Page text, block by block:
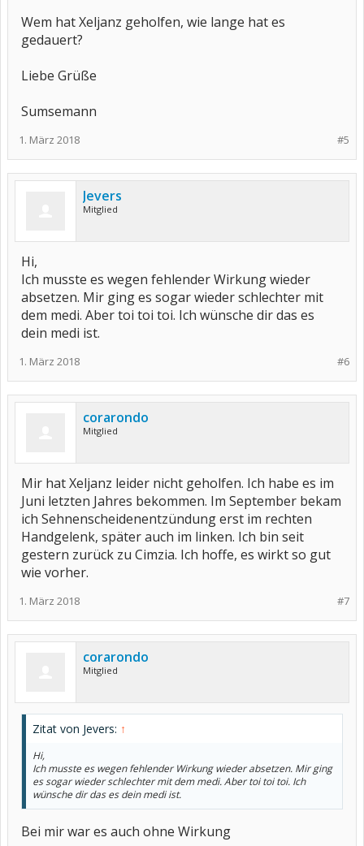
Wem hat Xeljanz geholfen, wie lange hat es
gedauert?
Liebe Grüße
Sumsemann
#5
1. März 2018
Jevers
Mitglied
Hi,
Ich musste es wegen fehlender Wirkung wieder
absetzen. Mir ging es sogar wieder schlechter mit
dem medi. Aber toi toi toi. Ich wünsche dir das es
dein medi ist.
#6
1. März 2018
corarondo
Mitglied
Mir hat Xeljanz leider nicht geholfen. Ich habe es im
Juni letzten Jahres bekommen. Im September bekam
ich Sehnenscheidenentzündung erst im rechten
Handgelenk, später auch im linken. Ich bin seit
gestern zurück zu Cimzia. Ich hoffe, es wirkt so gut
wie vorher.
#7
1. März 2018
corarondo
Mitglied
Zitat von Jevers: ↑
Hi,
Ich musste es wegen fehlender Wirkung wieder absetzen. Mir ging
es sogar wieder schlechter mit dem medi. Aber toi toi toi. Ich
wünsche dir das es dein medi ist.
Bei mir war es auch ohne Wirkung